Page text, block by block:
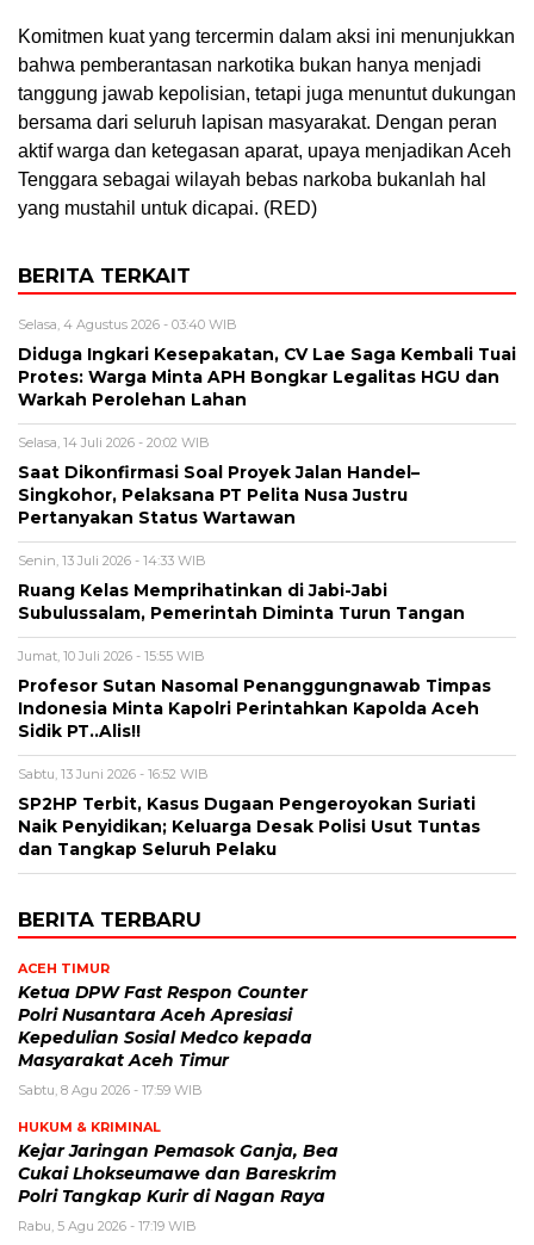
Komitmen kuat yang tercermin dalam aksi ini menunjukkan
bahwa pemberantasan narkotika bukan hanya menjadi
tanggung jawab kepolisian, tetapi juga menuntut dukungan
bersama dari seluruh lapisan masyarakat. Dengan peran
aktif warga dan ketegasan aparat, upaya menjadikan Aceh
Tenggara sebagai wilayah bebas narkoba bukanlah hal
yang mustahil untuk dicapai. (RED)
BERITA TERKAIT
Selasa, 4 Agustus 2026 - 03:40 WIB
Diduga Ingkari Kesepakatan, CV Lae Saga Kembali Tuai
Protes: Warga Minta APH Bongkar Legalitas HGU dan
Warkah Perolehan Lahan
Selasa, 14 Juli 2026 - 20:02 WIB
Saat Dikonfirmasi Soal Proyek Jalan Handel–
Singkohor, Pelaksana PT Pelita Nusa Justru
Pertanyakan Status Wartawan
Senin, 13 Juli 2026 - 14:33 WIB
Ruang Kelas Memprihatinkan di Jabi-Jabi
Subulussalam, Pemerintah Diminta Turun Tangan
Jumat, 10 Juli 2026 - 15:55 WIB
Profesor Sutan Nasomal Penanggungnawab Timpas
Indonesia Minta Kapolri Perintahkan Kapolda Aceh
Sidik PT..Alis!!
Sabtu, 13 Juni 2026 - 16:52 WIB
SP2HP Terbit, Kasus Dugaan Pengeroyokan Suriati
Naik Penyidikan; Keluarga Desak Polisi Usut Tuntas
dan Tangkap Seluruh Pelaku
BERITA TERBARU
ACEH TIMUR
Ketua DPW Fast Respon Counter
Polri Nusantara Aceh Apresiasi
Kepedulian Sosial Medco kepada
Masyarakat Aceh Timur
Sabtu, 8 Agu 2026 - 17:59 WIB
HUKUM & KRIMINAL
Kejar Jaringan Pemasok Ganja, Bea
Cukai Lhokseumawe dan Bareskrim
Polri Tangkap Kurir di Nagan Raya
Rabu, 5 Agu 2026 - 17:19 WIB